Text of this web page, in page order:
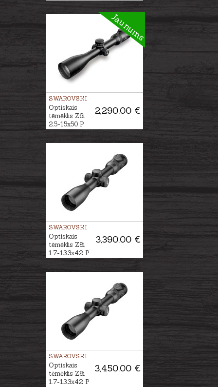
Jaunums
SWAROVSKI
2,290.00 €
Optiskais
tēmēklis Z6i
2.5-15x50 P
SWAROVSKI
3,390.00 €
Optiskais
tēmēklis Z8i
1.7-13.3x42 P
SWAROVSKI
3,450.00 €
Optiskais
tēmēklis Z8i
1.7-13.3x42 P